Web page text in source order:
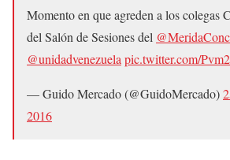
Momento en que agreden a los colegas
del Salón de Sesiones del
@unidadvenezuela pic.twitter.com/
— Guido Mercado (@GuidoMercado)
2016